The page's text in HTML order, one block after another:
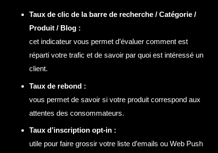
Taux de clic de la barre de recherche / Catégorie /
Produit / Blog :
cet indicateur vous permet d’évaluer comment est
réparti votre trafic et de savoir par quoi est intéressé un
client.
Taux de rebond :
vous permet de savoir si votre produit correspond aux
attentes des consommateurs.
Taux d’inscription opt-in :
utile pour faire grossir votre liste d’emails ou Web Push